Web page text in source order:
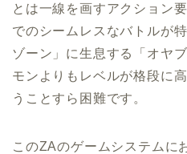
とは一線を画すアクション
でのシームレスなバトルが
ゾーン」に生息する「オヤ
モンよりもレベルが格段に
うことすら困難です。
このZAのゲームシステムに